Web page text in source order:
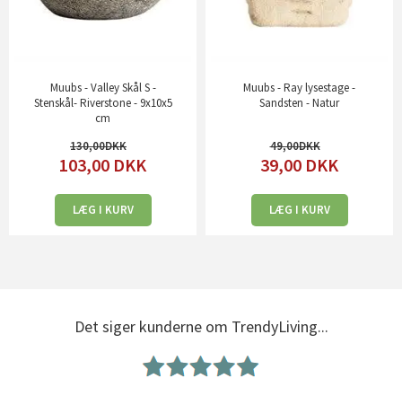
Muubs - Valley Skål S -
Stenskål- Riverstone - 9x10x5
cm
130,00
103,00 DKK
LÆG I KURV
Muubs - Ray lysestage -
Sandsten - Natur
49,00
39,00 DKK
LÆG I KURV
Det siger kunderne om TrendyLiving...